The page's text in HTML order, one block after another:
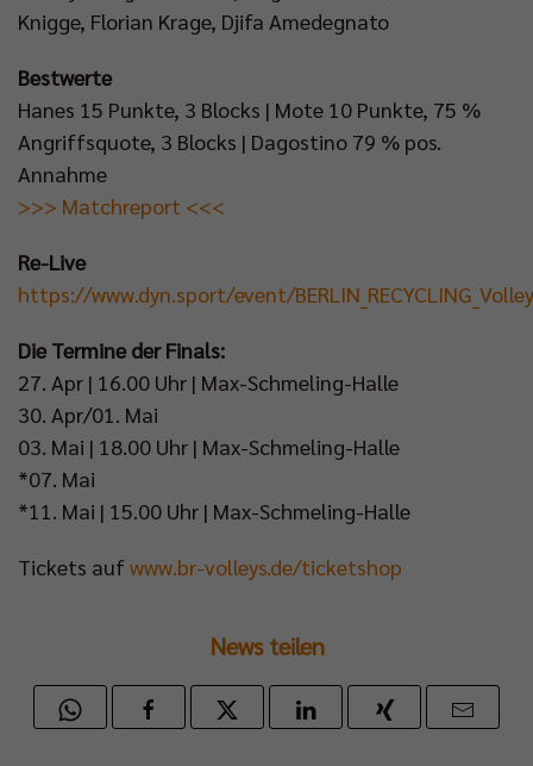
Knigge, Florian Krage, Djifa Amedegnato
Bestwerte
Hanes 15 Punkte, 3 Blocks | Mote 10 Punkte, 75 %
Angriffsquote, 3 Blocks | Dagostino 79 % pos.
Annahme
>>> Matchreport <<<
Re-Live
https://www.dyn.sport/event/
Die Termine der Finals:
27. Apr | 16.00 Uhr | Max-Schmeling-Halle
30. Apr/01. Mai
03. Mai | 18.00 Uhr | Max-Schmeling-Halle
*07. Mai
*11. Mai | 15.00 Uhr | Max-Schmeling-Halle
Tickets auf www.br-volleys.de/ticketshop
News teilen